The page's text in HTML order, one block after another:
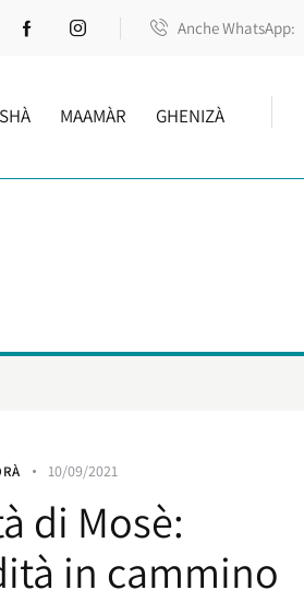
Anche WhatsApp:
MAAMÀR GHENIZÀ
10/09/2021
di Mosè:
in cammino